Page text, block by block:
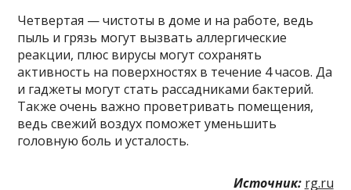
Четвертая — чистоты в доме и на работе, ведь
пыль и грязь могут вызвать аллергические
реакции, плюс вирусы могут сохранять
активность на поверхностях в течение 4 часов. Да
и гаджеты могут стать рассадниками бактерий.
Также очень важно проветривать помещения,
ведь свежий воздух поможет уменьшить
головную боль и усталость.
Источник: rg.ru